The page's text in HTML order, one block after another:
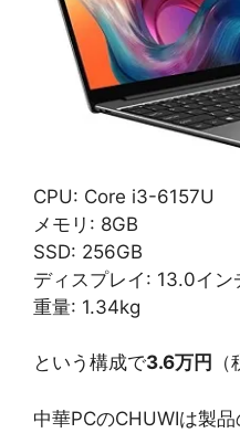
CPU: Core i3-6157U
メモリ: 8GB
SSD: 256GB
ディスプレイ: 13.0イン
重量: 1.34kg
という構成で3.6万円
中華PCのCHUWIは製